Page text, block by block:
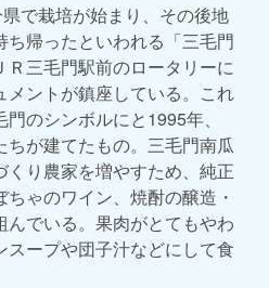
で栽培が始まり、その後地
ち帰ったといわれる「三毛門
三毛門駅前のロータリーに
メントが鎮座している。これ
のシンボルにと1995年、
ちが建てたもの。三毛門南瓜
り農家を増やすため、純正
ゃのワイン、焼酎の醸造・
んでいる。果肉がとてもやわ
スープや団子汁などにして食